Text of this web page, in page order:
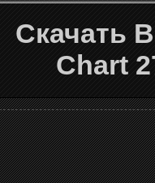
Скачать
Chart